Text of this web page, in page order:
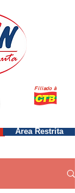
Filiado à
Área Restrita